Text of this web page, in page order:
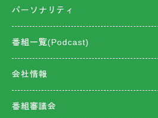
パーソナリティ
番組一覧(Podcast)
会社情報
番組審議会